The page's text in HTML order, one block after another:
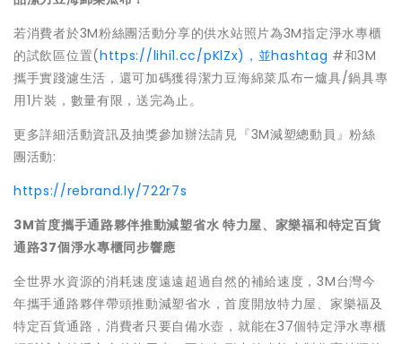
若消費者於3M粉絲團活動分享的供水站照片為3M指定淨水專櫃
的試飲區位置(https://lihi1.cc/pKlZx)， 並hashtag #和3M
攜手實踐濾生活，還可加碼獲得潔力豆海綿菜瓜布—爐具/鍋具專
用1片裝，數量有限，送完為止。
更多詳細活動資訊及抽獎參加辦法請見『3M減塑總動員』粉絲
團活動:
https://rebrand.ly/722r7s
3M首度攜手通路夥伴推動減塑省水 特力屋、家樂福和特定百貨
通路37個淨水專櫃同步響應
全世界水資源的消耗速度遠遠超過自然的補給速度，3M台灣今
年攜手通路夥伴帶頭推動減塑省水，首度開放特力屋、 家樂福及
特定百貨通路，消費者只要自備水壺，就能在37個特定淨水專櫃